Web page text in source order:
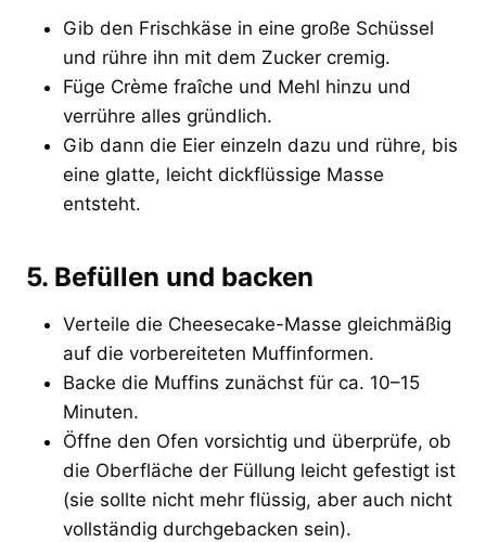
Gib den Frischkäse in eine große Schüssel
und rühre ihn mit dem Zucker cremig.
Füge Crème fraîche und Mehl hinzu und
verrühre alles gründlich.
Gib dann die Eier einzeln dazu und rühre, bis
eine glatte, leicht dickflüssige Masse
entsteht.
5. Befüllen und backen
Verteile die Cheesecake-Masse gleichmäßig
auf die vorbereiteten Muffinformen.
Backe die Muffins zunächst für ca. 10–15
Minuten.
Öffne den Ofen vorsichtig und überprüfe, ob
die Oberfläche der Füllung leicht gefestigt ist
(sie sollte nicht mehr flüssig, aber auch nicht
vollständig durchgebacken sein).